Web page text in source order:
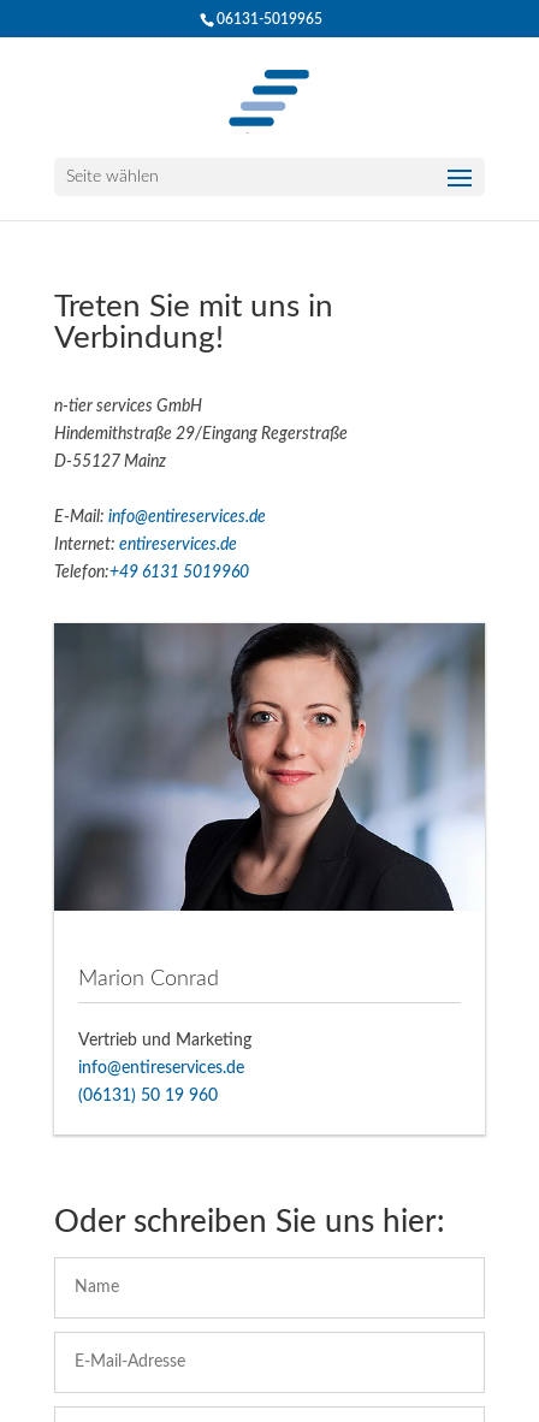
06131-5019965
Seite wählen
Treten Sie mit uns in
Verbindung!
n-tier services GmbH
Hindemithstraße 29/Eingang Regerstraße
D-55127 Mainz
E-Mail: info@entireservices.de
Internet: entireservices.de
Telefon:+49 6131 5019960
Marion Conrad
Vertrieb und Marketing
info@entireservices.de
(06131) 50 19 960
Oder schreiben Sie uns hier: